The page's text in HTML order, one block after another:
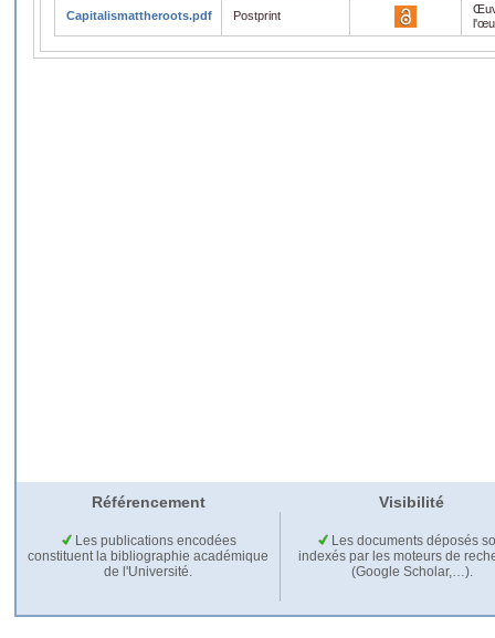
Capitalismattheroots.pdf Postprint
Référencement Visibilité
Les publications encodées
constituent la bibliographie académique
de l'Université.
Les documents déposés
indexés par les moteurs de
(Google Scholar,…).